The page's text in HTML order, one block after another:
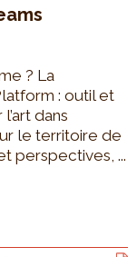
? La
: outil et
dans
le territoire de
perspectives, ...